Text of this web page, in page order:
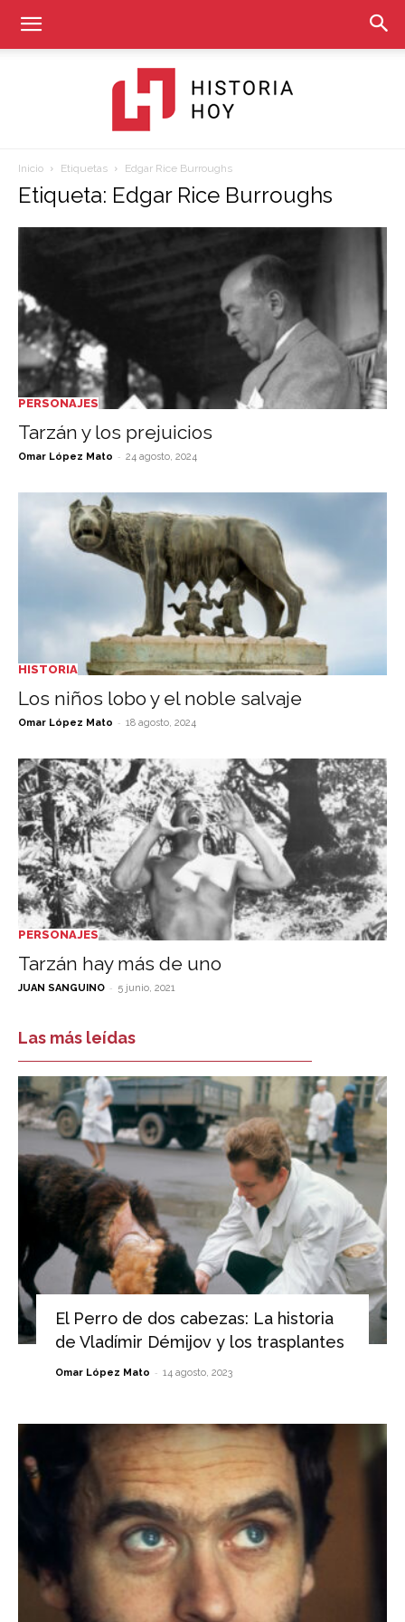
Historia
Inicio Etiquetas Edgar Rice Burroughs
Etiqueta: Edgar Rice Burroughs
PERSONAJES
Tarzán y los prejuicios
Omar López Mato - 24 agosto, 2024
HISTORIA
Los niños lobo y el noble salvaje
Omar López Mato - 18 agosto, 2024
PERSONAJES
Tarzán hay más de uno
JUAN SANGUINO - 5 junio, 2021
Las más leídas
El Perro de dos cabezas: La historia
de Vladímir Démijov y los trasplantes
Omar López Mato - 14 agosto, 2023